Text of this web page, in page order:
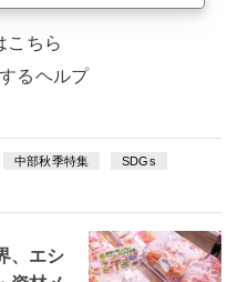
こちら
るヘルプ
中部秋季特集 SDGs
、エシ